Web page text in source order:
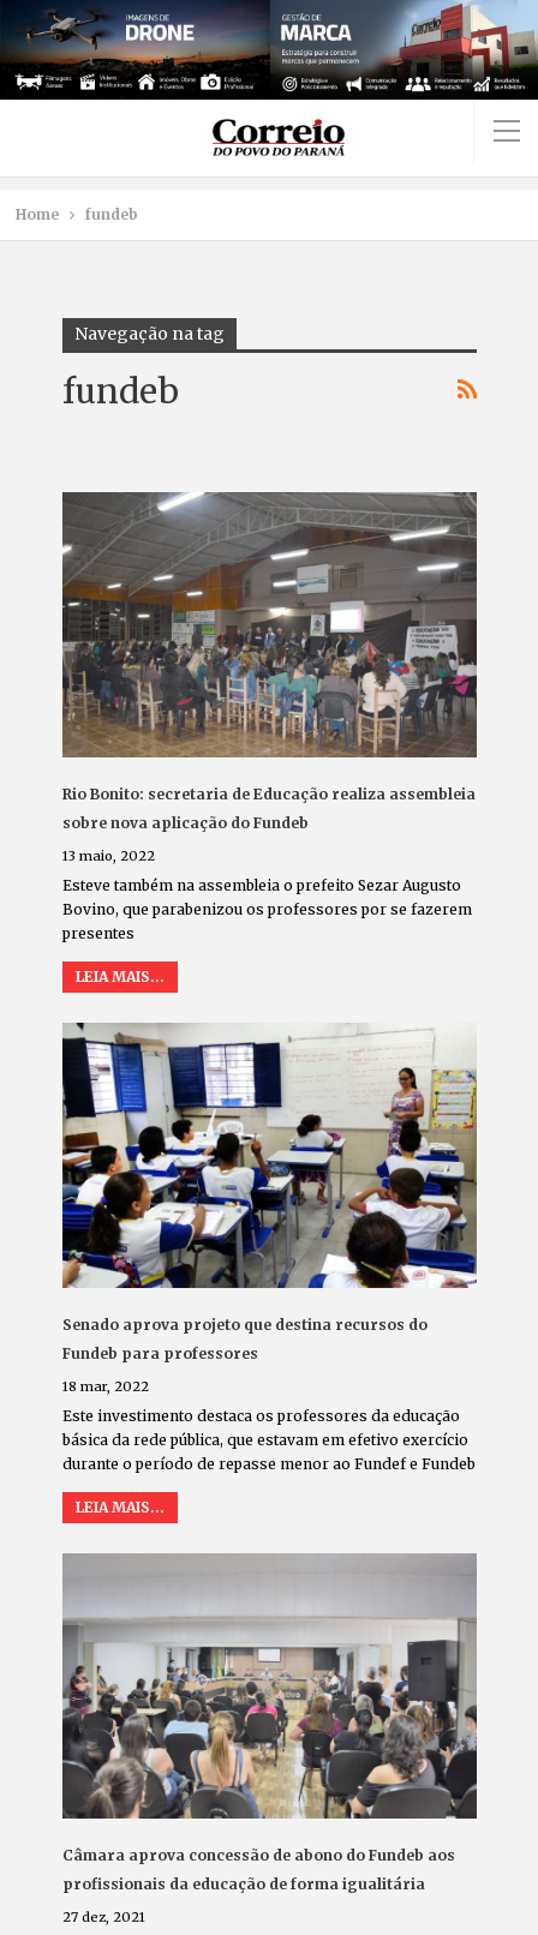
Home fundeb
Navegação na tag
fundeb
Rio Bonito: secretaria de Educação realiza assembleia
sobre nova aplicação do Fundeb
13 maio, 2022
Esteve também na assembleia o prefeito Sezar Augusto
Bovino, que parabenizou os professores por se fazerem
presentes
LEIA MAIS...
Senado aprova projeto que destina recursos do
Fundeb para professores
18 mar, 2022
Este investimento destaca os professores da educação
básica da rede pública, que estavam em efetivo exercício
durante o período de repasse menor ao Fundef e Fundeb
LEIA MAIS...
Câmara aprova concessão de abono do Fundeb aos
profissionais da educação de forma igualitária
27 dez, 2021